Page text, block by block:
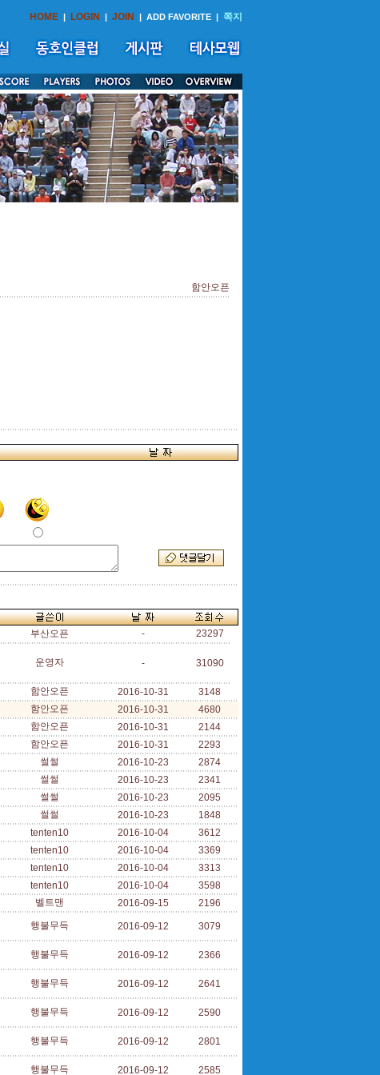
HOME | LOGIN | JOIN | ADD FAVORITE | 쪽지
함안오픈
부산오픈 - 23297
운영자 - 31090
함안오픈 2016-10-31
3148
함안오픈 2016-10-31
4680
함안오픈 2016-10-31
2144
함안오픈 2016-10-31
2293
썰썰 2016-10-23
2874
썰썰 2016-10-23
2341
썰썰 2016-10-23
2095
썰썰 2016-10-23
1848
tenten10 2016-10-04
3612
tenten10 2016-10-04
3369
tenten10 2016-10-04
3313
tenten10 2016-10-04
3598
벨트맨 2016-09-15 2196
행불무득 2016-09-12 3079
행불무득 2016-09-12 2366
행불무득 2016-09-12 2641
행불무득 2016-09-12 2590
행불무득 2016-09-12 2801
행불무득 2016-09-12 2585